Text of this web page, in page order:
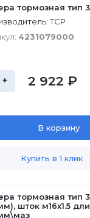
тормозная тип
ТСР
4231079000
+ 2 922 ₽
В корзину
Купить в 1 клик
тормозная тип
шток м16x1.5